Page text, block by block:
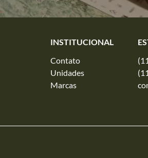
INSTITUCIONAL
Contato
Unidades
Marcas